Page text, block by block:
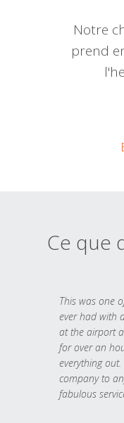
Notre
prend
Ce que
This was one
ever had with
at the airport
for over an
everything
company to
fabulous